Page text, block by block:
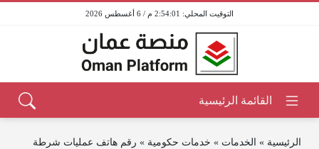
2:54:01 م / 6 أغسطس 2026
الرئيسية » الخدمات » خدمات حكومية » رقم هاتف عمليات شرطة